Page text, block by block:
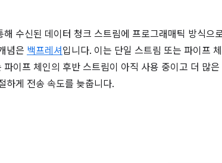
수신된 데이터 청크 스트림에 프로그래매틱 방식으
념은 백프레셔 입니다. 이는 단일 스트림 또는 파이프
이프 체인의 후반 스트림이 아직 사용 중이고 더 많
하게 전송 속도를 늦춥니다.